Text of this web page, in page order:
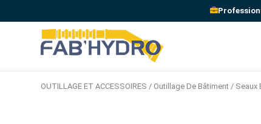
OUTILLAGE ET ACCESSOIRES / Outillage De Bâtiment / Seaux